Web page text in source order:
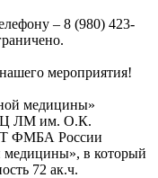
– 8 (980) 423-
мероприятия!
медицины»
ЛМ им. О.К.
ФМБА России
медицины», в который
72 ак.ч.